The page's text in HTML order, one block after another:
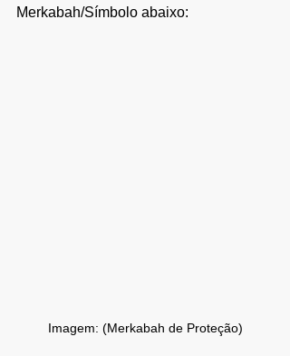
Merkabah/Símbolo abaixo:
Imagem: (Merkabah de Proteção)